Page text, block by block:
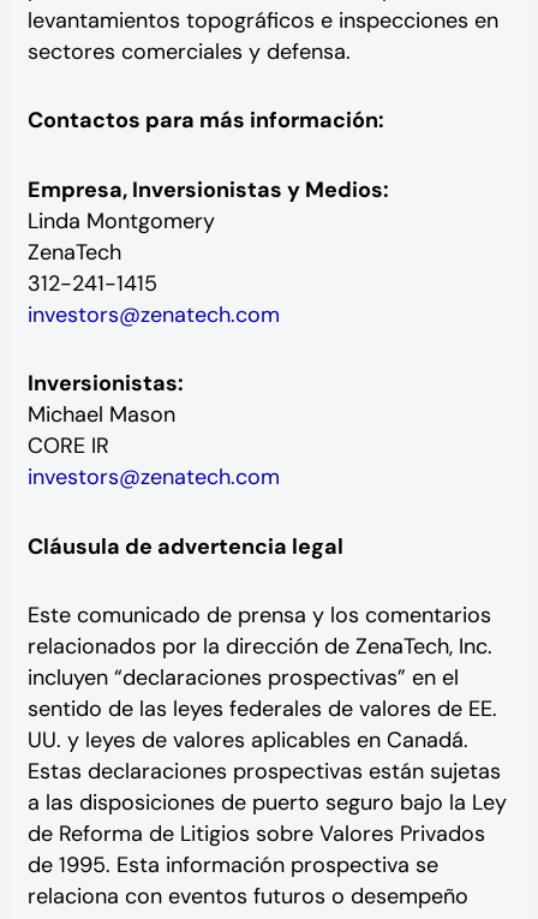
levantamientos topográficos e inspecciones en
sectores comerciales y defensa.
Contactos para más información:
Empresa, Inversionistas y Medios:
Linda Montgomery
ZenaTech
312-241-1415
investors@zenatech.com
Inversionistas:
Michael Mason
CORE IR
investors@zenatech.com
Cláusula de advertencia legal
Este comunicado de prensa y los comentarios
relacionados por la dirección de ZenaTech, Inc.
incluyen “declaraciones prospectivas” en el
sentido de las leyes federales de valores de EE.
UU. y leyes de valores aplicables en Canadá.
Estas declaraciones prospectivas están sujetas
a las disposiciones de puerto seguro bajo la Ley
de Reforma de Litigios sobre Valores Privados
de 1995. Esta información prospectiva se
relaciona con eventos futuros o desempeño